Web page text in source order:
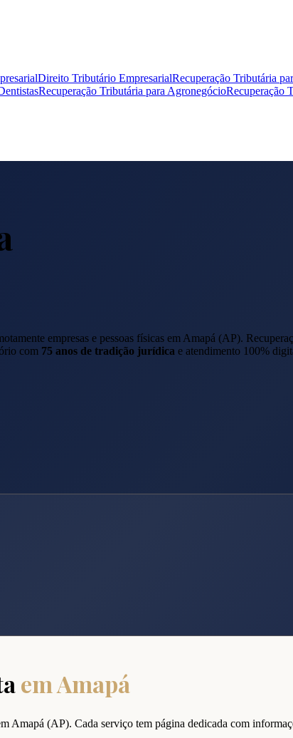
Direito Tributário EmpresarialRecuperação Tributária
Recuperação Tributária para AgronegócioRecuperação
empresas e pessoas físicas em Amapá (AP).
com 75 anos de tradição jurídica e atendimento 100%
emAmapá
Amapá (AP). Cada serviço tem página dedicada com